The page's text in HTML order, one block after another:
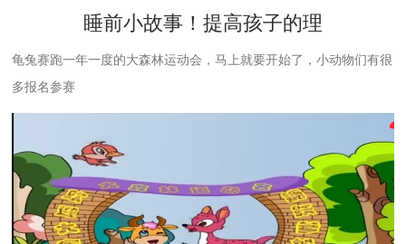
睡前小故事！提高孩子的理
龟兔赛跑一年一度的大森林运动会，马上就要开始了，小动物们有很
多报名参赛